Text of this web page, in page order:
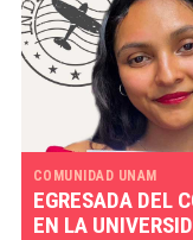
COMUNIDAD UNAM
EGRESADA DEL
EN LA